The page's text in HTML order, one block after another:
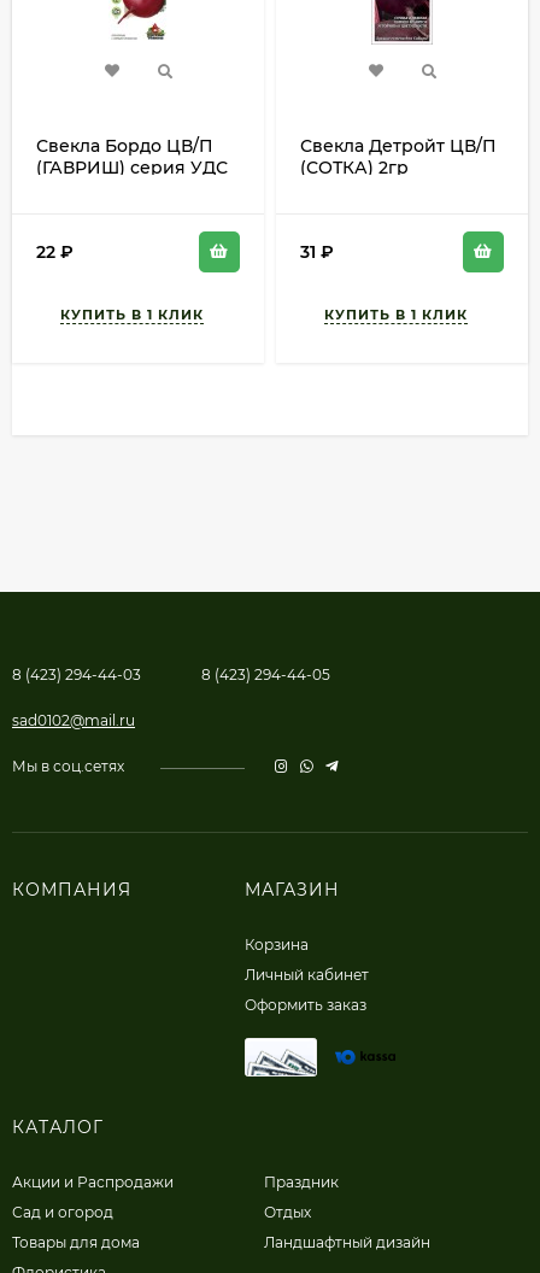
Свекла Бордо ЦВ/П
(ГАВРИШ) серия УДС
22 ₽
Свекла Детройт ЦВ/П
(СОТКА) 2гр
31 ₽
8 (423) 294-44-03 8 (423) 294-44-05
sad0102@mail.ru
Мы в соц.сетях
КОМПАНИЯ МАГАЗИН
Корзина
Личный кабинет
Оформить заказ
КАТАЛОГ
Акции и Распродажи
Сад и огород
Товары для дома
Праздник
Отдых
Ландшафтный дизайн